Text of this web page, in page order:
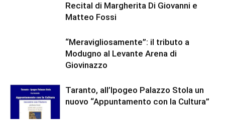
Recital di Margherita Di Giovanni e
Matteo Fossi
“Meravigliosamente”: il tributo a
Modugno al Levante Arena di
Giovinazzo
Taranto, all’Ipogeo Palazzo Stola un
nuovo “Appuntamento con la Cultura”